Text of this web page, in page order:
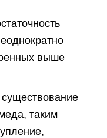
выше
таким